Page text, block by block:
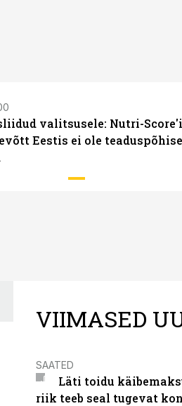
valitsusele: Nutri-Score'i
Eestis ei ole
VIIMASED
SAATED
Läti toidu
riik teeb seal tugevat